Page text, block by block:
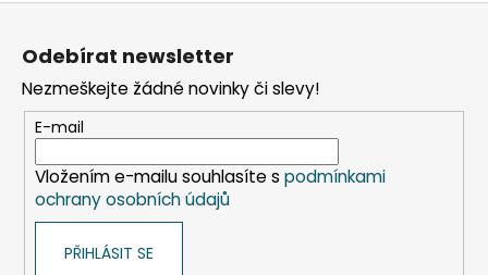
o
t
ř
e
b
e
Z
Odebírat newsletter
Nezmeškejte žádné novinky či slevy!
E-mail
Vložením e-mailu souhlasíte s podmínkami
ochrany osobních údajů
PŘIHLÁSIT SE